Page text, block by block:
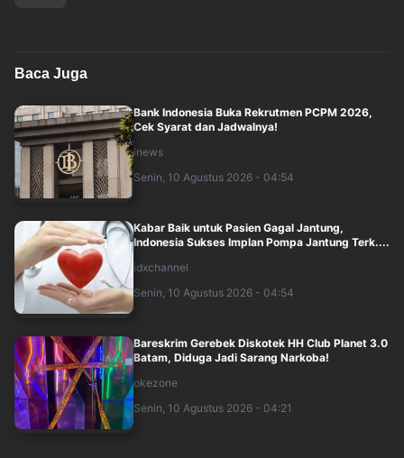
Baca Juga
Bank Indonesia Buka Rekrutmen PCPM 2026,
Cek Syarat dan Jadwalnya!
inews
Senin, 10 Agustus 2026 - 04:54
Kabar Baik untuk Pasien Gagal Jantung,
Indonesia Sukses Implan Pompa Jantung Terk....
idxchannel
Senin, 10 Agustus 2026 - 04:54
Bareskrim Gerebek Diskotek HH Club Planet 3.0
Batam, Diduga Jadi Sarang Narkoba!
okezone
Senin, 10 Agustus 2026 - 04:21